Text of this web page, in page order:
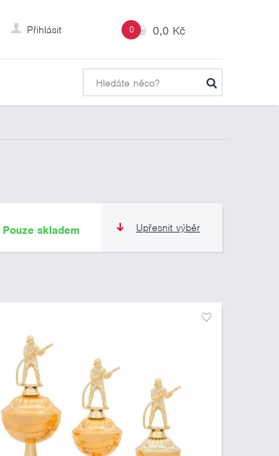
0 0,0 Kč
Přihlásit
Upřesnit výběr
Pouze skladem